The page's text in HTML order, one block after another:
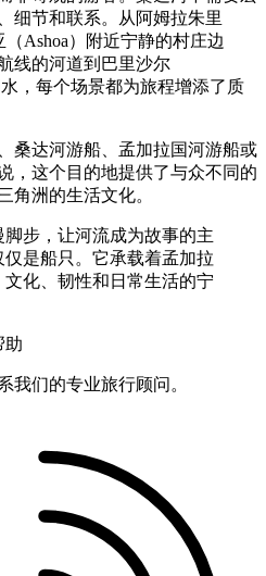
细节和联系。从阿姆拉朱里
（Ashoa）附近宁静的村庄边
线的河道到巴里沙尔
水，每个场景都为旅程增添了质
桑达河游船、孟加拉国河游船或
，这个目的地提供了与众不同的
角洲的生活文化。
步，让河流成为故事的主
是船只。它承载着孟加拉
化、韧性和日常生活的宁
助
我们的专业旅行顾问。